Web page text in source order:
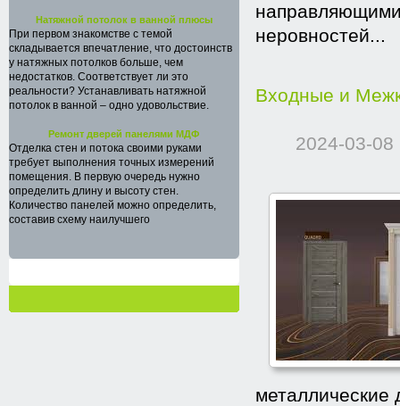
неровностей...
Входные и
2024-03-08
металлические
Натяжной потолок в ванной плюсы
При первом знакомстве с темой
складывается впечатление, что достоинств
у натяжных потолков больше, чем
недостатков. Соответствует ли это
реальности? Устанавливать натяжной
потолок в ванной – одно удовольствие.
Ремонт дверей панелями МДФ
Отделка стен и потока своими руками
требует выполнения точных измерений
помещения. В первую очередь нужно
определить длину и высоту стен.
Количество панелей можно определить,
составив схему наилучшего